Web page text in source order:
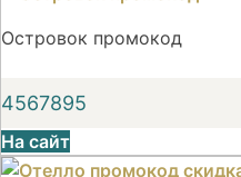
Островок промокод
4567895
На сайт